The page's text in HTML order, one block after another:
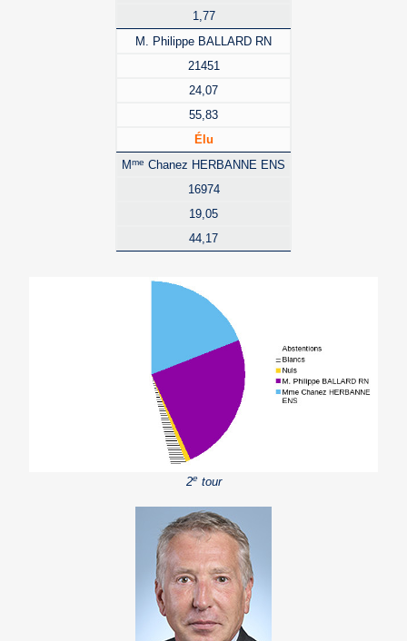
1,77
M. Philippe BALLARD RN
21451
24,07
55,83
Élu
Mme Chanez HERBANNE ENS
16974
19,05
44,17
2etour